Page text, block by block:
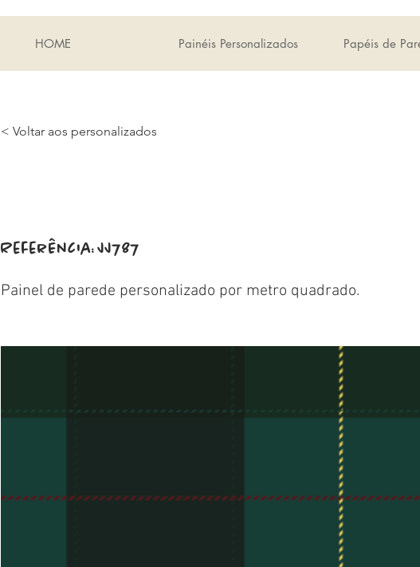
HOME Painéis Personalizados Papéis de
< Voltar aos personalizados
Referência: JJ787
Painel de parede personalizado por metro quadrado.